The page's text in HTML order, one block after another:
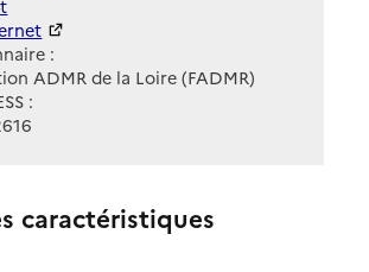
:
ADMR de la Loire (FADMR)
:
caractéristiques